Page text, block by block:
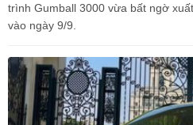
trình Gumball 3000 vừa bất ngờ
vào ngày 9/9.